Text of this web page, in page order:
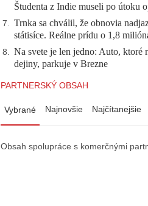
Študenta z Indie museli po útoku
7. Trnka sa chválil, že obnovia
státisíce. Reálne prídu o 1,8
8. Na svete je len jedno: Auto, ktoré
dejiny, parkuje v Brezne
PARTNERSKÝ OBSAH
Vybrané Najnovšie Najčítanejšie
Obsah spolupráce s komerčnými